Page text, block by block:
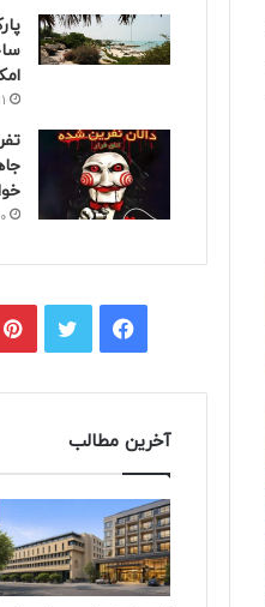
11
30
فیسبوکتوییتر
آخرین مطالب